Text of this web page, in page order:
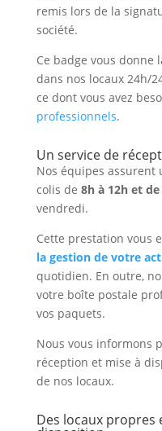
remis lors de la
société.
Ce badge vous donne
dans nos locaux 24h/
ce dont vous avez
professionnels.
Un service de
Nos équipes assurent
colis de 8h à 12h et
vendredi.
Cette prestation vous
la gestion de votre
quotidien. En outre,
votre boîte postale
vos paquets.
Nous vous informons
réception et mise à
de nos locaux.
Des locaux